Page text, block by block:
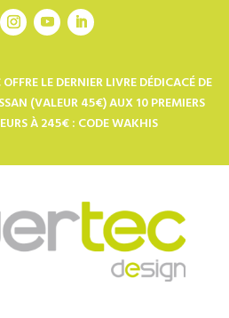
LE DERNIER LIVRE DÉDICACÉ DE
(VALEUR 45€) AUX 10 PREMIERS
À 245€ : CODE WAKHIS